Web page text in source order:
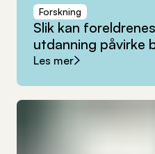
Forskning
Slik kan foreldrenes
utdanning påvirke
Les mer